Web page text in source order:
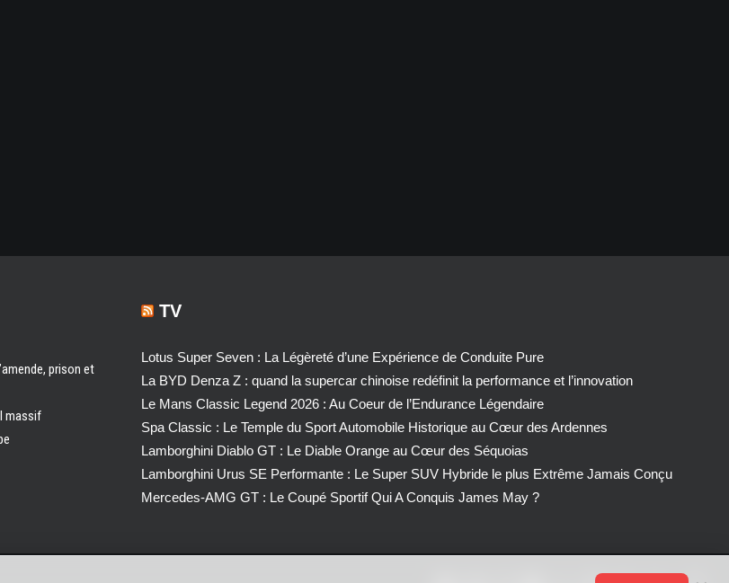
prison et
massif
TV
Lotus Super Seven : La Légèreté d’une Expérience de Conduite Pure
La BYD Denza Z : quand la supercar chinoise redéfinit la performance et l’innovation
Le Mans Classic Legend 2026 : Au Coeur de l’Endurance Légendaire
Spa Classic : Le Temple du Sport Automobile Historique au Cœur des Ardennes
Lamborghini Diablo GT : Le Diable Orange au Cœur des Séquoias
Lamborghini Urus SE Performante : Le Super SUV Hybride le plus Extrême Jamais Conçu
Mercedes-AMG GT : Le Coupé Sportif Qui A Conquis James May ?